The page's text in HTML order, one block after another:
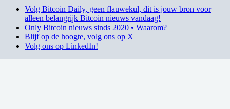
Volg Bitcoin Daily, geen flauwekul, dit is jouw bron voor
alleen belangrijk Bitcoin nieuws vandaag!
Only Bitcoin nieuws sinds 2020 • Waarom?
Blijf op de hoogte, volg ons op X
Volg ons op LinkedIn!